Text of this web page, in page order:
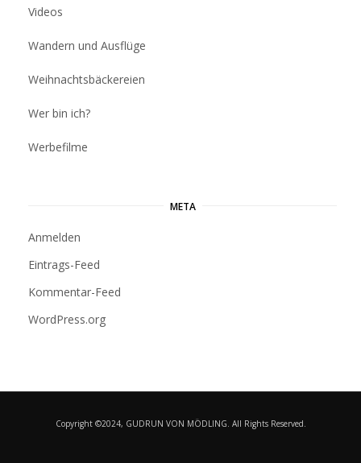
Videos
Wandern und Ausflüge
Weihnachtsbäckereien
Wer bin ich?
Werbefilme
META
Anmelden
Eintrags-Feed
Kommentar-Feed
WordPress.org
Copyright ©2024, GUDRUN VON MÖDLING. All Rights Reserved.